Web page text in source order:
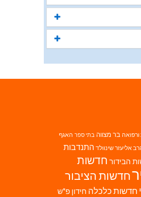
ורפואה בר מצווה בתי ספר האגף
אליעזר שינוולד התנדבות
הבידור חדשות
חדשות הציבור
חדשות כלכלה חידון פ"ש